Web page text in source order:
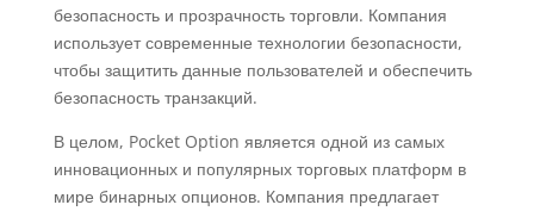
безопасность и прозрачность торговли. Компания
использует современные технологии безопасности,
чтобы защитить данные пользователей и обеспечить
безопасность транзакций.
В целом, Pocket Option является одной из самых
инновационных и популярных торговых платформ в
мире бинарных опционов. Компания предлагает